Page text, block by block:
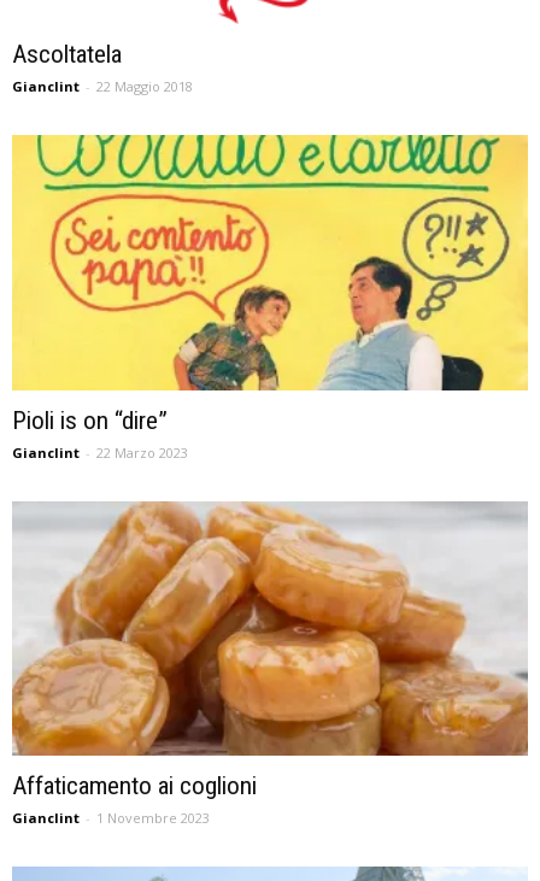
Ascoltatela
Gianclint - 22 Maggio 2018
Pioli is on “dire”
Gianclint - 22 Marzo 2023
Affaticamento ai coglioni
Gianclint - 1 Novembre 2023